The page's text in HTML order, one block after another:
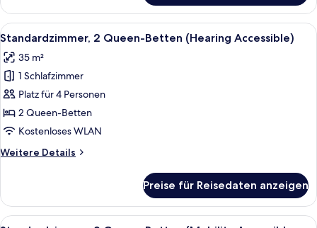
2 Queen-
Betten
(Mobility
Tub)
Alle
Fotos
für
Standardzimmer,
2 Queen-
Betten
(Hearing
anzeigen
Ein Hotelzimmer mit zwei Betten,
7
Standardzimmer, 2 Queen-Betten (Hearing Accessible)
35 m²
1 Schlafzimmer
Platz für 4 Personen
2 Queen-Betten
Kostenloses WLAN
Weitere Details
Weitere
2 Queen-
Betten
Preise für Reisedaten anzeigen
Alle
Ein Hotelzimmer mit zwei Betten,